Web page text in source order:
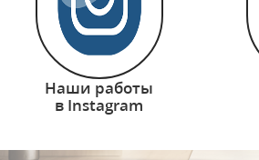
Наши работы
в Instagram